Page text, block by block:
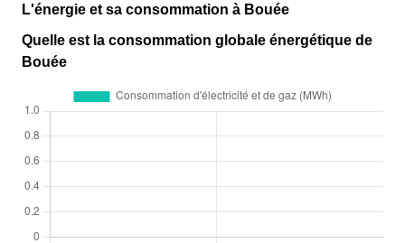
L'énergie et sa consommation à Bouée
Quelle est la consommation globale énergétique de
Bouée